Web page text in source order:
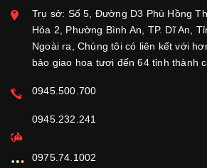
Trụ sở: Số 5, Đường D3 Phú Hồng
Hóa 2, Phường Bình An, TP. Dĩ An,
Ngoài ra, Chúng tôi có liên kết với
bảo giao hoa tươi đến 64 tỉnh thành
0945.500.700
0945.232.241
0975.74.1002